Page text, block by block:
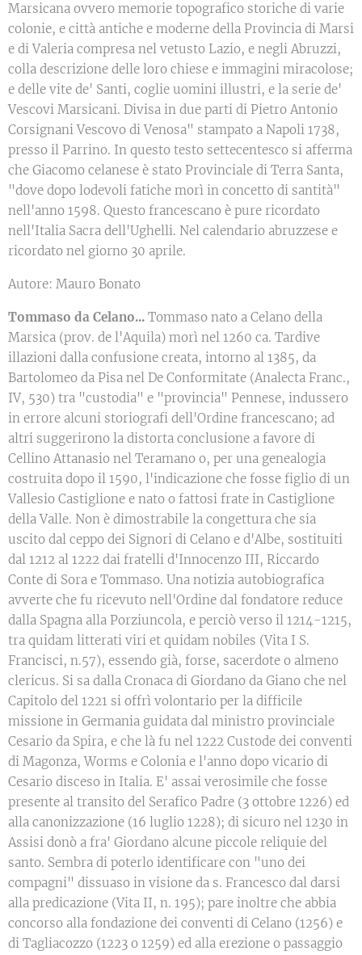
Marsicana ovvero memorie topografico storiche di varie
colonie, e città antiche e moderne della Provincia di Marsi
e di Valeria compresa nel vetusto Lazio, e negli Abruzzi,
colla descrizione delle loro chiese e immagini miracolose;
e delle vite de' Santi, coglie uomini illustri, e la serie de'
Vescovi Marsicani. Divisa in due parti di Pietro Antonio
Corsignani Vescovo di Venosa" stampato a Napoli 1738,
presso il Parrino. In questo testo settecentesco si afferma
che Giacomo celanese è stato Provinciale di Terra Santa,
"dove dopo lodevoli fatiche morì in concetto di santità"
nell'anno 1598. Questo francescano è pure ricordato
nell'Italia Sacra dell'Ughelli. Nel calendario abruzzese e
ricordato nel giorno 30 aprile.
Autore: Mauro Bonato
Tommaso da Celano... Tommaso nato a Celano della
Marsica (prov. de l'Aquila) morì nel 1260 ca. Tardive
illazioni dalla confusione creata, intorno al 1385, da
Bartolomeo da Pisa nel De Conformitate (Analecta Franc.,
IV, 530) tra "custodia" e "provincia" Pennese, indussero
in errore alcuni storiografi dell'Ordine francescano; ad
altri suggerirono la distorta conclusione a favore di
Cellino Attanasio nel Teramano o, per una genealogia
costruita dopo il 1590, l'indicazione che fosse figlio di un
Vallesio Castiglione e nato o fattosi frate in Castiglione
della Valle. Non è dimostrabile la congettura che sia
uscito dal ceppo dei Signori di Celano e d'Albe, sostituiti
dal 1212 al 1222 dai fratelli d'Innocenzo III, Riccardo
Conte di Sora e Tommaso. Una notizia autobiografica
avverte che fu ricevuto nell'Ordine dal fondatore reduce
dalla Spagna alla Porziuncola, e perciò verso il 1214-1215,
tra quidam litterati viri et quidam nobiles (Vita I S.
Francisci, n.57), essendo già, forse, sacerdote o almeno
clericus. Si sa dalla Cronaca di Giordano da Giano che nel
Capitolo del 1221 si offrì volontario per la difficile
missione in Germania guidata dal ministro provinciale
Cesario da Spira, e che là fu nel 1222 Custode dei conventi
di Magonza, Worms e Colonia e l'anno dopo vicario di
Cesario disceso in Italia. E' assai verosimile che fosse
presente al transito del Serafico Padre (3 ottobre 1226) ed
alla canonizzazione (16 luglio 1228); di sicuro nel 1230 in
Assisi donò a fra' Giordano alcune piccole reliquie del
santo. Sembra di poterlo identificare con "uno dei
compagni" dissuaso in visione da s. Francesco dal darsi
alla predicazione (Vita II, n. 195); pare inoltre che abbia
concorso alla fondazione dei conventi di Celano (1256) e
di Tagliacozzo (1223 o 1259) ed alla erezione o passaggio